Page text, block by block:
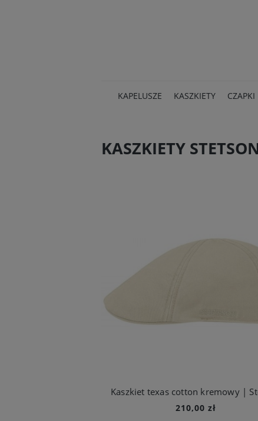
KAPELUSZE KASZKIETY CZAPKI
KASZKIETY
Kaszkiet texas cotton kremowy |
210,00 zł